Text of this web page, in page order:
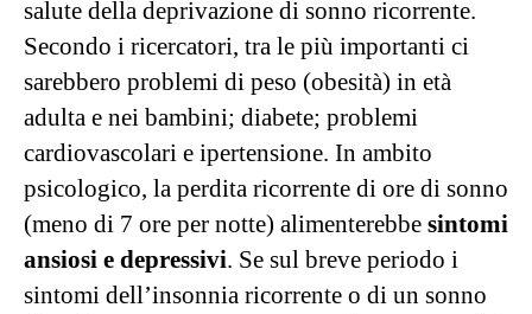
salute della deprivazione di sonno ricorrente.
Secondo i ricercatori, tra le più importanti ci
sarebbero problemi di peso (obesità) in età
adulta e nei bambini; diabete; problemi
cardiovascolari e ipertensione. In ambito
psicologico, la perdita ricorrente di ore di sonno
(meno di 7 ore per notte) alimenterebbe sintomi
ansiosi e depressivi. Se sul breve periodo i
sintomi dell’insonnia ricorrente o di un sonno